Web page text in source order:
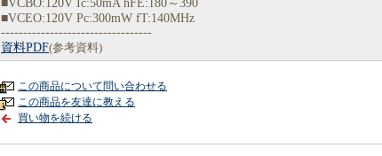
■VCBO:120V Ic:50mA hFE:180～390
■VCEO:120V Pc:300mW fT:140MHz
----------------------------------
資料PDF(参考資料)
この商品について問い合わせる
この商品を友達に教える
買い物を続ける